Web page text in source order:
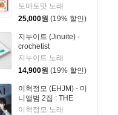
토마토맛 노래
25,000원 (19% 할인)
지누이트 (Jinuite) -
crochetist
지누이트 노래
14,900원 (19% 할인)
이혁정모 (EHJM) - 미
니앨범 2집 : THE
MEN
이혁정모 노래